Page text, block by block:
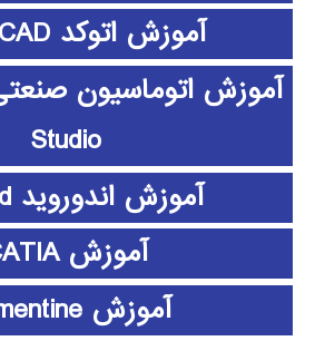
آموزش اتوکد AUTOCAD
Studio
آموزش اندوروید android
آموزش CATIA
آموزش clementine